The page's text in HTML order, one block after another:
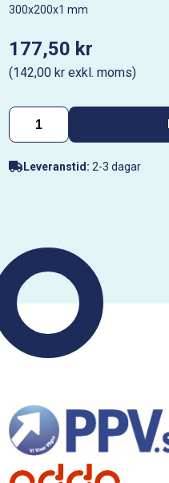
300x200x1 mm
177,50 kr
(142,00 kr exkl. moms)
Leveranstid: 2-3 dagar